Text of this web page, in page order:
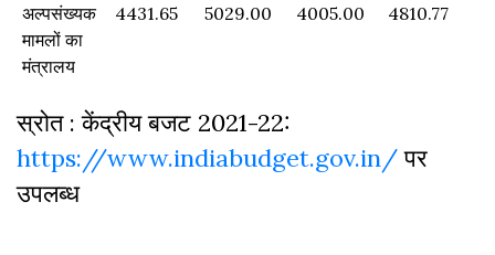
अल्पसंख्यक
मामलों का
मंत्रालय
4431.65 5029.00 4005.00 4810.77
स्रोत : केंद्रीय बजट 2021-22:
https://www.indiabudget.gov.in/पर
उपलब्ध